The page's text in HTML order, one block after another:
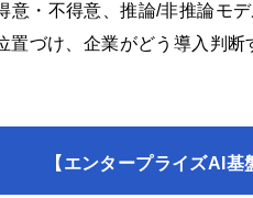
意・不得意、推論/非推論モ
置づけ、企業がどう導入判
【エンタープライズAI